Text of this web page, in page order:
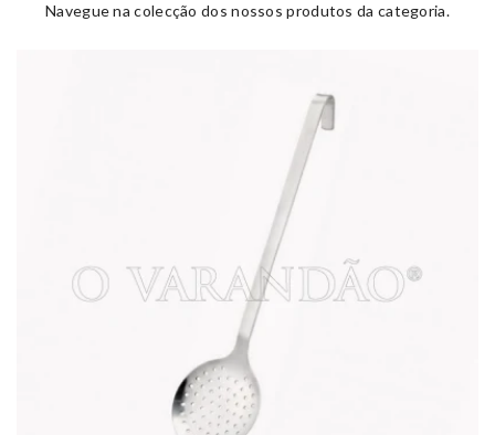
Navegue na colecção dos nossos produtos da categoria.